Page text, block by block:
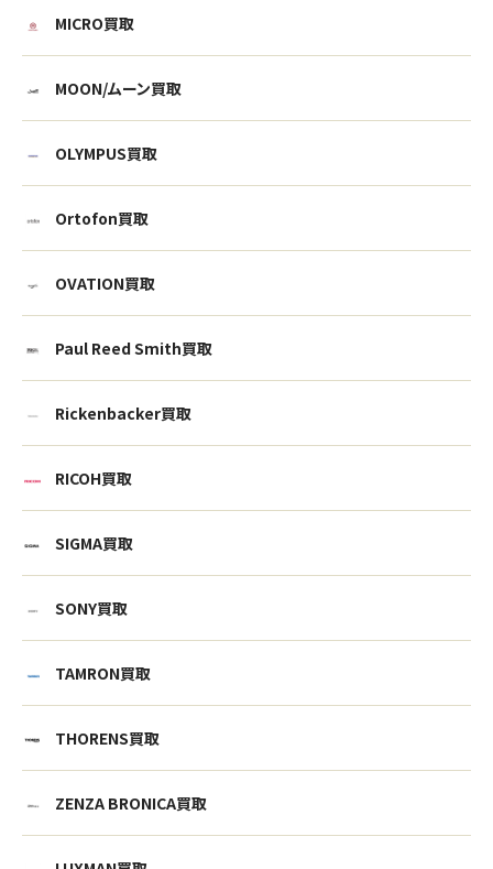
ウェブから1分
かんたん査定見積
フリーダイヤル
MICRO買取
MOON/ムーン買取
OLYMPUS買取
Ortofon買取
OVATION買取
Paul Reed Smith買取
Rickenbacker買取
RICOH買取
SIGMA買取
SONY買取
TAMRON買取
THORENS買取
ZENZA BRONICA買取